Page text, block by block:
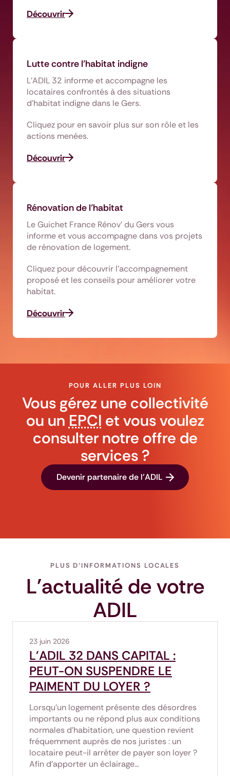
Découvrir
Lutte contre l'habitat indigne
L’ADIL 32 informe et accompagne les
locataires confrontés à des situations
d’habitat indigne dans le Gers.
Cliquez pour en savoir plus sur son rôle et les
actions menées.
Découvrir
Rénovation de l’habitat
Le Guichet France Rénov’ du Gers vous
informe et vous accompagne dans vos projets
de rénovation de logement.
Cliquez pour découvrir l’accompagnement
proposé et les conseils pour améliorer votre
habitat.
Découvrir
Vous gérez une collectivité
ou un EPCI et vous voulez
consulter notre offre de
services ?
POUR ALLER PLUS LOIN
Devenir partenaire de l'ADIL
L'actualité de votre
ADIL
PLUS D'INFORMATIONS LOCALES
L'ADIL 32 DANS CAPITAL :
PEUT-ON SUSPENDRE LE
PAIMENT DU LOYER ?
23 juin 2026
Lorsqu’un logement présente des désordres
importants ou ne répond plus aux conditions
normales d’habitation, une question revient
fréquemment auprès de nos juristes : un
locataire peut-il arrêter de payer son loyer ?
Afin d'apporter un éclairage…